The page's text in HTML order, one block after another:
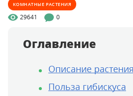
КОМНАТНЫЕ РАСТЕНИЯ
29641 0
Оглавление
Описание растения
Польза гибискуса